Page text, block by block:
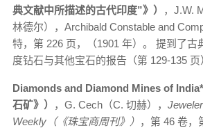
典文献中所描述的古代印度”》）
，J.W.
林德尔），Archibald Constable and
特，第 226 页，（1901 年）。 提到了古
度钻石与其他宝石的报告（第 129-135 页
Diamonds and Diamond Mines of
石矿》）
，G. Cech（C. 切赫），
Weekly（《珠宝商周刊》） ，第 46 卷，